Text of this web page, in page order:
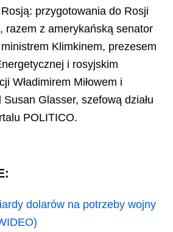
przygotowania do Rosji
razem z amerykańską senator
Klimkinem, prezesem
i rosyjskim
Władimirem Miłowem i
Glasser, szefową działu
POLITICO.
dolarów na potrzeby wojny